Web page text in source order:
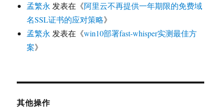
孟繁永 发表在《阿里云不再提供一年期限的免费域
名SSL证书的应对策略》
孟繁永 发表在《win10部署fast-whisper实测最佳方
案》
其他操作